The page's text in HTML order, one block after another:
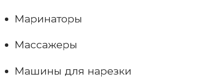
Маринаторы
Массажеры
Машины для нарезки